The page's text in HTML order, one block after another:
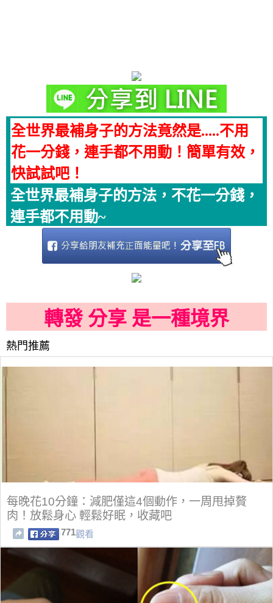
全世界最補身子的方法竟然是.....不用
花一分錢，連手都不用動！簡單有效，
快試試吧！
全世界最補身子的方法，不花一分錢，
連手都不用動~
轉發 分享 是一種境界
熱門推薦
每晚花10分鐘：減肥僅這4個動作，一周甩掉贅
肉！放鬆身心 輕鬆好眠，收藏吧
771觀看